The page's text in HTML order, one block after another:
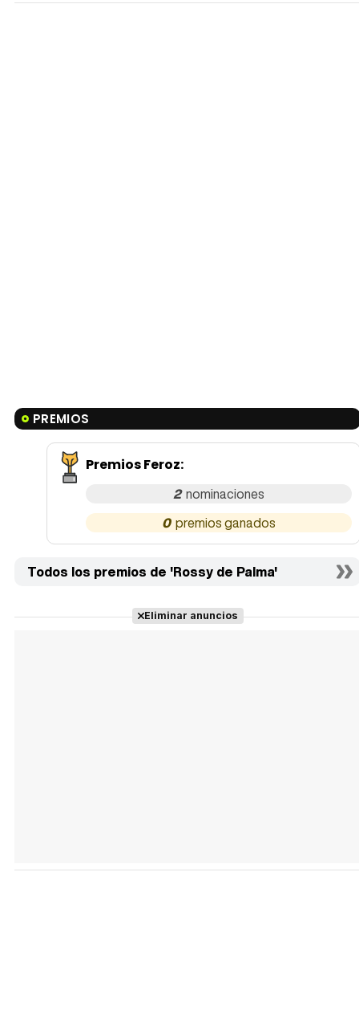
PREMIOS
Premios Feroz:
2
0
Todos los premios de 'Rossy de Palma'
Eliminar anuncios